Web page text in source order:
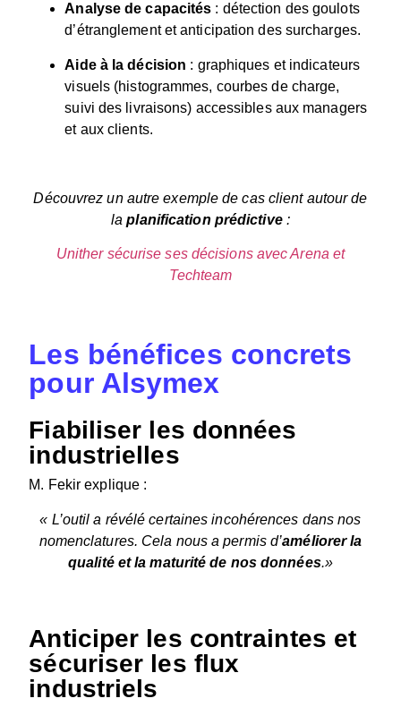
Analyse de capacités : détection des goulots
d’étranglement et anticipation des surcharges.
Aide à la décision : graphiques et indicateurs
visuels (histogrammes, courbes de charge,
suivi des livraisons) accessibles aux managers
et aux clients.
Découvrez un autre exemple de cas client autour de
laplanification prédictive:
Unither sécurise ses décisions avec Arena et
Techteam
Les bénéfices concrets
pour Alsymex
Fiabiliser les données
industrielles
M. Fekir explique :
« L’outil a révélé certaines incohérences dans nos
nomenclatures. Cela nous a permis d’améliorer la
qualité et la maturité de nos données.»
Anticiper les contraintes et
sécuriser les flux
industriels